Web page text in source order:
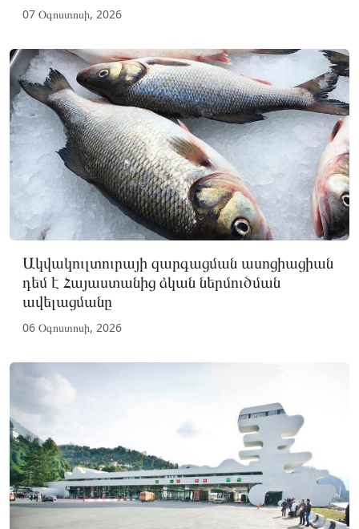
07 Օգոստոսի, 2026
Ակվակուլտուրայի զարգացման ասոցիացիան
դեմ է Հայաստանից ձկան ներմուծման
ավելացմանը
06 Օգոստոսի, 2026